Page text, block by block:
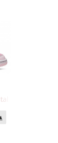
Pink